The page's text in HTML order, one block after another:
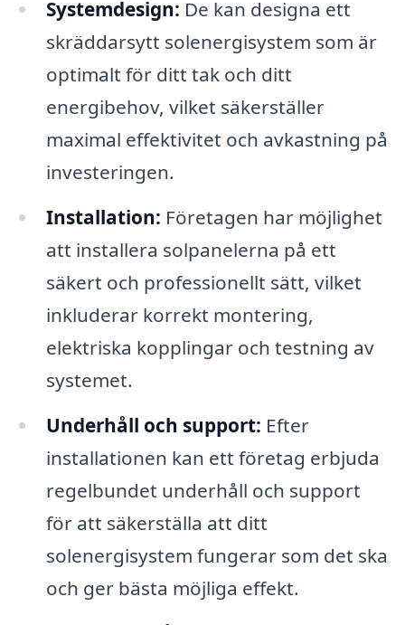
Systemdesign: De kan designa ett
skräddarsytt solenergisystem som är
optimalt för ditt tak och ditt
energibehov, vilket säkerställer
maximal effektivitet och avkastning på
investeringen.
Installation: Företagen har möjlighet
att installera solpanelerna på ett
säkert och professionellt sätt, vilket
inkluderar korrekt montering,
elektriska kopplingar och testning av
systemet.
Underhåll och support: Efter
installationen kan ett företag erbjuda
regelbundet underhåll och support
för att säkerställa att ditt
solenergisystem fungerar som det ska
och ger bästa möjliga effekt.